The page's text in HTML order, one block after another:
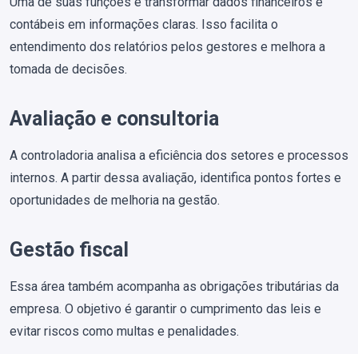
contábeis em informações claras. Isso facilita o
entendimento dos relatórios pelos gestores e melhora a
tomada de decisões.
Avaliação e consultoria
A controladoria analisa a eficiência dos setores e processos
internos. A partir dessa avaliação, identifica pontos fortes e
oportunidades de melhoria na gestão.
Gestão fiscal
Essa área também acompanha as obrigações tributárias da
empresa. O objetivo é garantir o cumprimento das leis e
evitar riscos como multas e penalidades.